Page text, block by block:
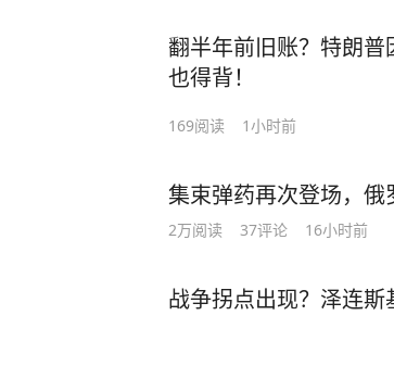
翻半年前旧账？特朗
也得背！
169阅读 1小时前
集束弹药再次登场，俄
2万阅读 37评论 16小时前
战争拐点出现？泽连